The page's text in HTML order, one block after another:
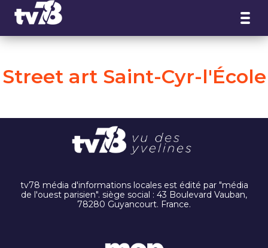
Street art Saint-Cyr-l'École
tv78 média d'informations locales est édité par "média
de l'ouest parisien". siège social : 43 Boulevard Vauban,
78280 Guyancourt. France.
Panneau de gestion des cookies